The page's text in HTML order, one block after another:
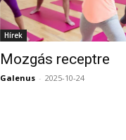
Hírek
Mozgás receptre
Galenus - 2025-10-24